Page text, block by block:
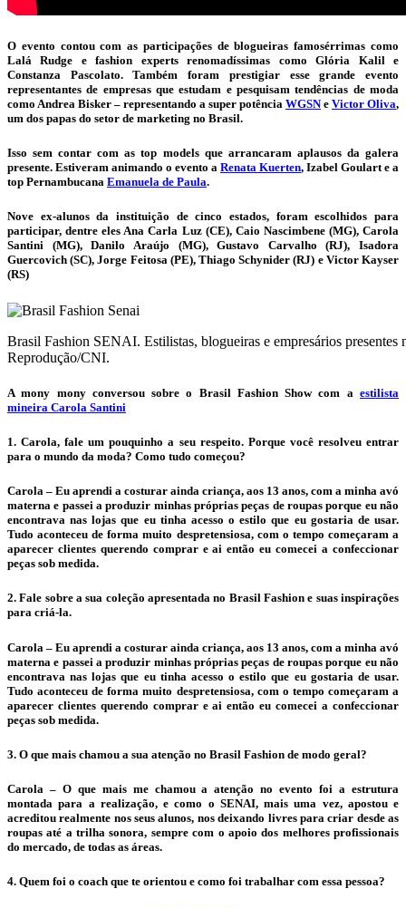
O evento contou com as participações de blogueiras famosérrimas como
Lalá Rudge e fashion experts renomadíssimas como Glória Kalil e
Constanza Pascolato. Também foram prestigiar esse grande evento
representantes de empresas que estudam e pesquisam tendências de moda
como Andrea Bisker – representando a super potência WGSNe Victor Oliva,
um dos papas do setor de marketing no Brasil.
Isso sem contar com as top models que arrancaram aplausos da galera
presente. Estiveram animando o evento a Renata Kuerten, Izabel Goulart e a
top Pernambucana Emanuela de Paula.
Nove ex-alunos da instituição de cinco estados, foram escolhidos para
participar, dentre eles Ana Carla Luz (CE), Caio Nascimbene (MG), Carola
Santini (MG), Danilo Araújo (MG), Gustavo Carvalho (RJ), Isadora
Guercovich (SC), Jorge Feitosa (PE), Thiago Schynider (RJ) e Victor Kayser
(RS)
Brasil Fashion SENAI. Estilistas, blogueiras e empresários presentes
Reprodução/CNI.
A mony mony conversou sobre o Brasil Fashion Show com a estilista
mineira Carola Santini
1. Carola, fale um pouquinho a seu respeito. Porque você resolveu entrar
para o mundo da moda? Como tudo começou?
Carola – Eu aprendi a costurar ainda criança, aos 13 anos, com a minha avó
materna e passei a produzir minhas próprias peças de roupas porque eu não
encontrava nas lojas que eu tinha acesso o estilo que eu gostaria de usar.
Tudo aconteceu de forma muito despretensiosa, com o tempo começaram a
aparecer clientes querendo comprar e ai então eu comecei a confeccionar
peças sob medida.
2. Fale sobre a sua coleção apresentada no Brasil Fashion e suas inspirações
para criá-la.
Carola – Eu aprendi a costurar ainda criança, aos 13 anos, com a minha avó
materna e passei a produzir minhas próprias peças de roupas porque eu não
encontrava nas lojas que eu tinha acesso o estilo que eu gostaria de usar.
Tudo aconteceu de forma muito despretensiosa, com o tempo começaram a
aparecer clientes querendo comprar e ai então eu comecei a confeccionar
peças sob medida.
3. O que mais chamou a sua atenção no Brasil Fashion de modo geral?
Carola – O que mais me chamou a atenção no evento foi a estrutura
montada para a realização, e como o SENAI, mais uma vez, apostou e
acreditou realmente nos seus alunos, nos deixando livres para criar desde as
roupas até a trilha sonora, sempre com o apoio dos melhores profissionais
do mercado, de todas as áreas.
4. Quem foi o coach que te orientou e como foi trabalhar com essa pessoa?